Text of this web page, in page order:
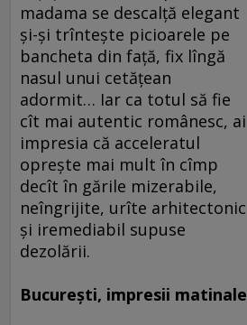
madama se descalţă elegant
şi-şi trînteşte picioarele pe
bancheta din faţă, fix lîngă
nasul unui cetăţean
adormit… Iar ca totul să fie
cît mai autentic românesc, ai
impresia că acceleratul
opreşte mai mult în cîmp
decît în gările mizerabile,
neîngrijite, urîte arhitectonic
şi iremediabil supuse
dezolării.
Bucureşti, impresii matinale